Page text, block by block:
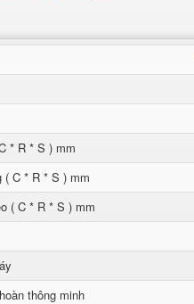
* R * S ) mm
C * R * S ) mm
( C * R * S ) mm
thông minh